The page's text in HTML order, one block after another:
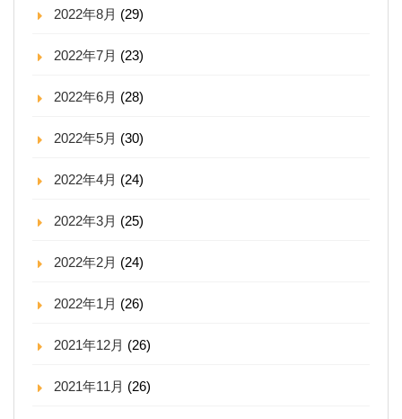
2022年8月 (29)
2022年7月 (23)
2022年6月 (28)
2022年5月 (30)
2022年4月 (24)
2022年3月 (25)
2022年2月 (24)
2022年1月 (26)
2021年12月 (26)
2021年11月 (26)